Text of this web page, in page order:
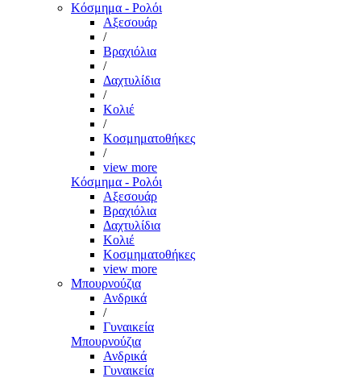
Κόσμημα - Ρολόι
Αξεσουάρ
/
Βραχιόλια
/
Δαχτυλίδια
/
Κολιέ
/
Κοσμηματοθήκες
/
view more
Κόσμημα - Ρολόι
Αξεσουάρ
Βραχιόλια
Δαχτυλίδια
Κολιέ
Κοσμηματοθήκες
view more
Μπουρνούζια
Ανδρικά
/
Γυναικεία
Μπουρνούζια
Ανδρικά
Γυναικεία